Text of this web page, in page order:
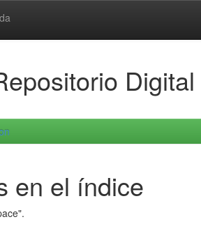
Digital
en el índice